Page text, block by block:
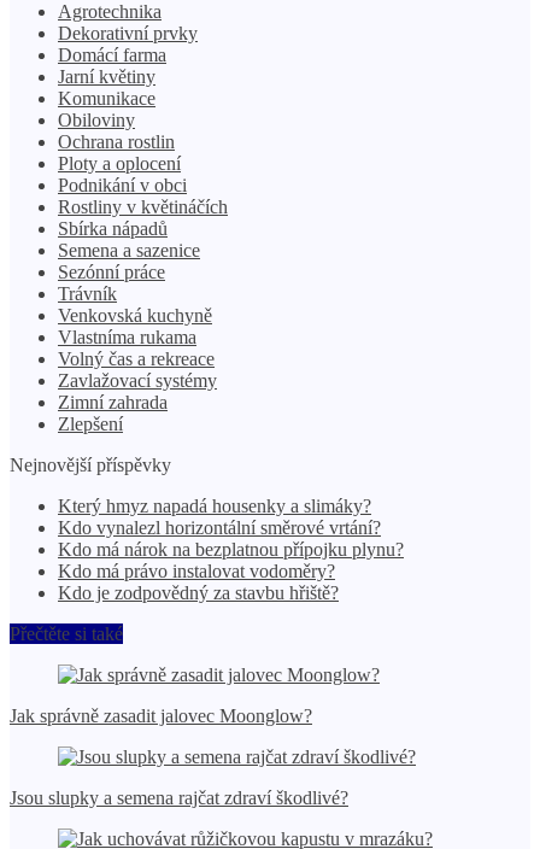
Agrotechnika
Dekorativní prvky
Domácí farma
Jarní květiny
Komunikace
Obiloviny
Ochrana rostlin
Ploty a oplocení
Podnikání v obci
Rostliny v květináčích
Sbírka nápadů
Semena a sazenice
Sezónní práce
Trávník
Venkovská kuchyně
Vlastníma rukama
Volný čas a rekreace
Zavlažovací systémy
Zimní zahrada
Zlepšení
Nejnovější příspěvky
Který hmyz napadá housenky a slimáky?
Kdo vynalezl horizontální směrové vrtání?
Kdo má nárok na bezplatnou přípojku plynu?
Kdo má právo instalovat vodoměry?
Kdo je zodpovědný za stavbu hřiště?
Přečtěte si také
Jak správně zasadit jalovec Moonglow?
Jsou slupky a semena rajčat zdraví škodlivé?